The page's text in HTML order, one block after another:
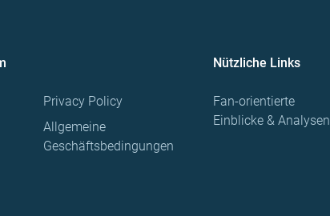
Privacy Policy
Allgemeine
Geschäftsbedingungen
Nützliche Links
Fan-orientierte
Einblicke & Analysen